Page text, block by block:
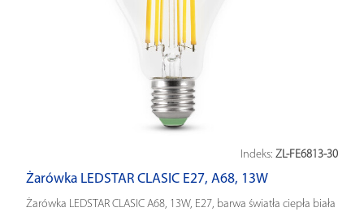
Indeks: ZL-FE6813-30
Żarówka LEDSTAR CLASIC E27, A68, 13W
Żarówka LEDSTAR CLASIC A68, 13W, E27, barwa światła ciepła biała